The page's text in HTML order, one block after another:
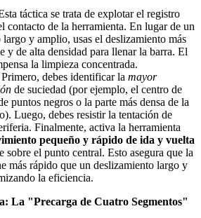
táctica se trata de explotar el registro
contacto de la herramienta. En lugar de un
y amplio, usas el deslizamiento más
y de alta densidad para llenar la barra. El
la limpieza concentrada.
Primero, debes identificar la mayor
de suciedad (por ejemplo, el centro de
puntos negros o la parte más densa de la
Luego, debes resistir la tentación de
Finalmente, activa la herramienta
pequeño y rápido de ida y vuelta
sobre el punto central. Esto asegura que la
más rápido que un deslizamiento largo y
la eficiencia.
La "Precarga de Cuatro Segmentos"